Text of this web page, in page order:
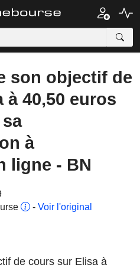
son objectif de
40,50 euros
à
ligne - BN
- Voir l'original
de cours sur Elisa à